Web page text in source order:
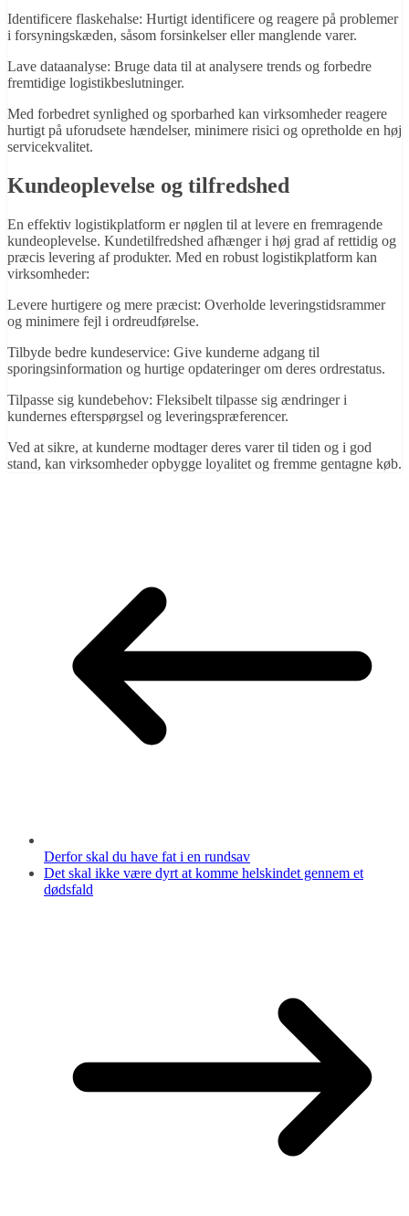
Identificere flaskehalse: Hurtigt identificere og reagere på problemer
i forsyningskæden, såsom forsinkelser eller manglende varer.
Lave dataanalyse: Bruge data til at analysere trends og forbedre
fremtidige logistikbeslutninger.
Med forbedret synlighed og sporbarhed kan virksomheder reagere
hurtigt på uforudsete hændelser, minimere risici og opretholde en høj
servicekvalitet.
Kundeoplevelse og tilfredshed
En effektiv logistikplatform er nøglen til at levere en fremragende
kundeoplevelse. Kundetilfredshed afhænger i høj grad af rettidig og
præcis levering af produkter. Med en robust logistikplatform kan
virksomheder:
Levere hurtigere og mere præcist: Overholde leveringstidsrammer
og minimere fejl i ordreudførelse.
Tilbyde bedre kundeservice: Give kunderne adgang til
sporingsinformation og hurtige opdateringer om deres ordrestatus.
Tilpasse sig kundebehov: Fleksibelt tilpasse sig ændringer i
kundernes efterspørgsel og leveringspræferencer.
Ved at sikre, at kunderne modtager deres varer til tiden og i god
stand, kan virksomheder opbygge loyalitet og fremme gentagne køb.
Derfor skal du have fat i en rundsav
Det skal ikke være dyrt at komme helskindet gennem et
dødsfald